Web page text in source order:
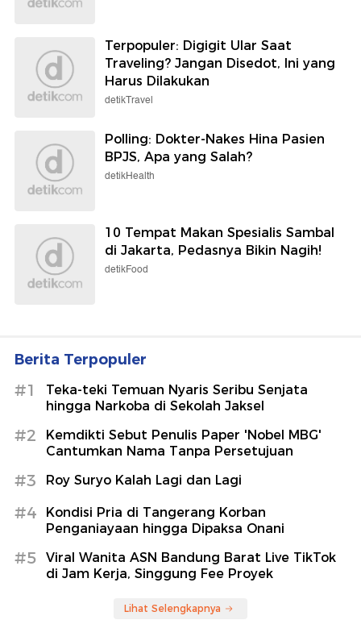
Terpopuler: Digigit Ular Saat
Traveling? Jangan Disedot, Ini yang
Harus Dilakukan
detikTravel
Polling: Dokter-Nakes Hina Pasien
BPJS, Apa yang Salah?
detikHealth
10 Tempat Makan Spesialis Sambal
di Jakarta, Pedasnya Bikin Nagih!
detikFood
Berita Terpopuler
#1
Teka-teki Temuan Nyaris Seribu Senjata
hingga Narkoba di Sekolah Jaksel
#2
Kemdikti Sebut Penulis Paper 'Nobel MBG'
Cantumkan Nama Tanpa Persetujuan
#3 Roy Suryo Kalah Lagi dan Lagi
#4
Kondisi Pria di Tangerang Korban
Penganiayaan hingga Dipaksa Onani
#5
Viral Wanita ASN Bandung Barat Live TikTok
di Jam Kerja, Singgung Fee Proyek
Lihat Selengkapnya